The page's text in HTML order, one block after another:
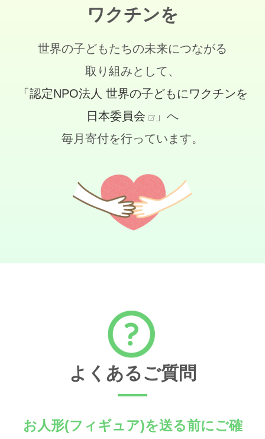
ワクチンを
世界の子どもたちの未来につながる
取り組みとして、
「認定NPO法人 世界の子どもにワクチンを
日本委員会
」へ
毎月寄付を行っています。
よくあるご質問
お人形(フィギュア)を送る前にご確